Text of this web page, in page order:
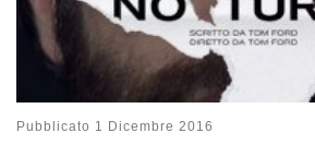
Pubblicato 1 Dicembre 2016